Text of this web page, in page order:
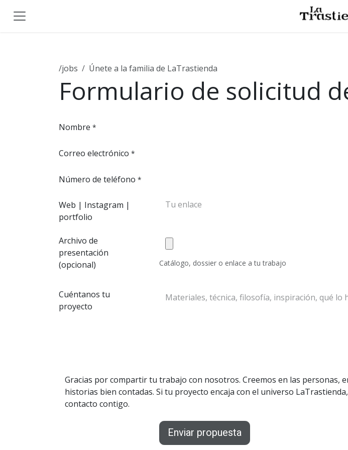
/jobs Únete a la familia de LaTrastienda
Formulario de solicitud
Nombre *
Correo electrónico *
Número de teléfono *
Web | Instagram |
portfolio
Archivo de
presentación
(opcional)
Catálogo, dossier o enlace a tu trabajo
Cuéntanos tu
proyecto
Enviar propuesta